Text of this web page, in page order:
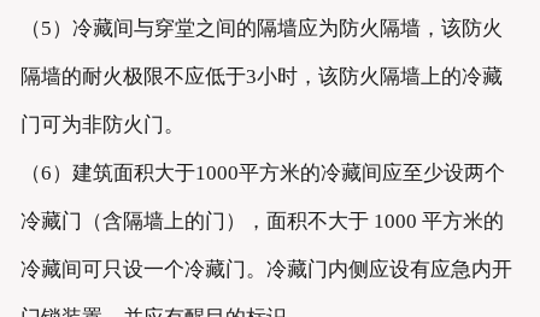
（5）冷藏间与穿堂之间的隔墙应为防火隔墙，该防火
隔墙的耐火极限不应低于3小时，该防火隔墙上的冷藏
门可为非防火门。
（6）建筑面积大于1000平方米的冷藏间应至少设两个
冷藏门（含隔墙上的门），面积不大于 1000 平方米的
冷藏间可只设一个冷藏门。冷藏门内侧应设有应急内开